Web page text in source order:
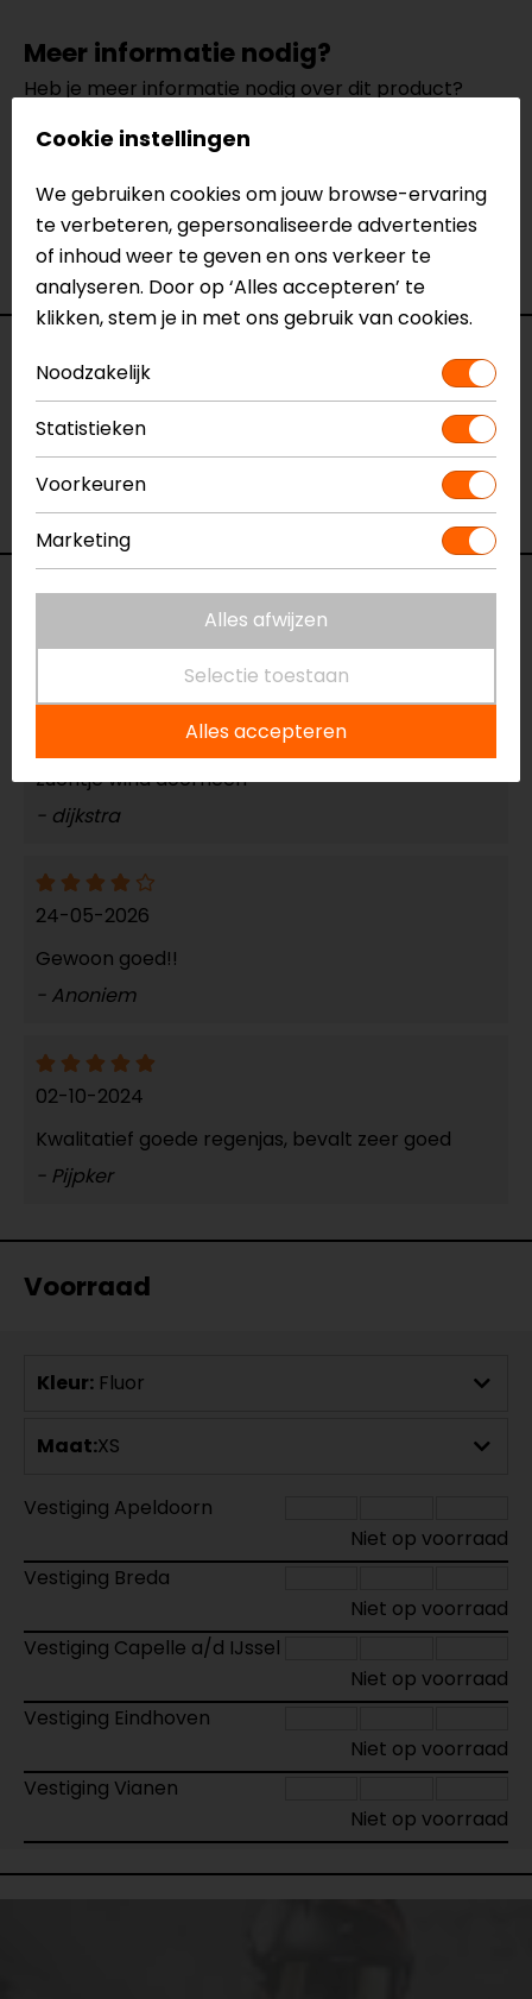
Meer informatie nodig?
Heb je meer informatie nodig over dit product?
vanonze winkelsin Breda, Capelle aan den IJssel,
Eindhoven, Vianen of Apeldoorn. In de winkels kun je
het product bekijken & passen en staan onze
verkoopmedewerkers voor je klaar met advies.
Bekijk onze andere regenjassen.
Specificaties
Naam
Typhoon Regenjas
Model
8TYJ24QQ-Standaard
Merk
SECA
Kleur
Fluor
Reviews (3)
29-06-2026
Zeker een aanrader, komt geen spatje regen of
zuchtje wind doorheen
- dijkstra
24-05-2026
Gewoon goed!!
- Anoniem
02-10-2024
Kwalitatief goede regenjas, bevalt zeer goed
- Pijpker
Voorraad
Kleur: Fluor
Maat:XS
Vestiging Apeldoorn
Niet op voorraad
Vestiging Breda
Niet op voorraad
Vestiging Capelle a/d IJssel
Niet op voorraad
Vestiging Eindhoven
Niet op voorraad
Vestiging Vianen
Niet op voorraad
Cookie instellingen
We gebruiken cookies om jouw browse-ervaring
te verbeteren, gepersonaliseerde advertenties
of inhoud weer te geven en ons verkeer te
analyseren. Door op ‘Alles accepteren’ te
klikken, stem je in met ons gebruik van cookies.
Noodzakelijk
Statistieken
Voorkeuren
Marketing
Alles afwijzen
Selectie toestaan
Alles accepteren